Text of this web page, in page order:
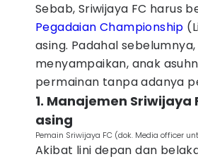
Sebab, Sriwijaya FC harus
Pegadaian Championship
asing. Padahal
menyampaikan, anak
permainan tanpa adanya
1. Manajemen
asing
Pemain Sriwijaya FC (dok. Media officer
Akibat lini depan dan